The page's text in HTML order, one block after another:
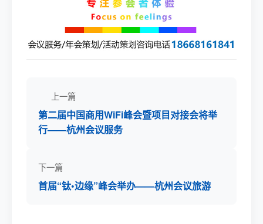
上一篇
第二届中国商用WiFi峰会暨项目对接会将举
行——杭州会议服务
下一篇
首届“钛•边缘”峰会举办——杭州会议旅游